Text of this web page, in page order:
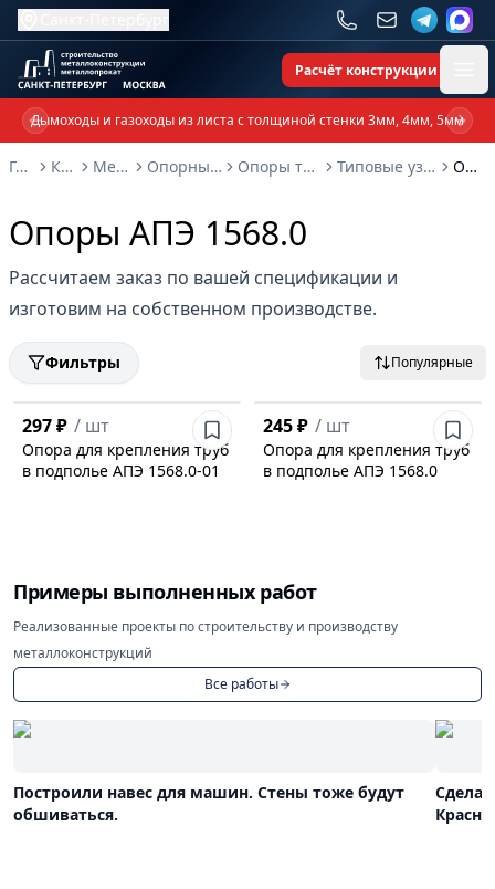
Расчёт конструкции
Дымоходы и газоходы из листа с толщиной стенки 3мм, 4мм, 5мм
Previous slide
Главная
Каталог Металлоконструкции Опорные металлоконструкции и изделия Опоры трубопроводов и металлоконструкции Типовые узлы крепления трубопроводов серия 5.908-2 Опоры АПЭ 1568.0
Опоры АПЭ 1568.0
Рассчитаем заказ по вашей спецификации и
изготовим на собственном производстве.
Фильтры Популярные
297 ₽ / шт
Опора для крепления труб
в подполье АПЭ 1568.0-01
245 ₽ / шт
Опора для крепления труб
в подполье АПЭ 1568.0
Примеры выполненных работ
Реализованные проекты по строительству и производству
металлоконструкций
Все работы
Построили навес для машин. Стены тоже будут
обшиваться.